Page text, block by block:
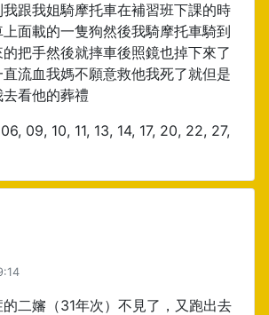
跟我姐騎摩托車在補習班下課的時
面載的一隻狗然後我騎摩托車騎到
把手然後就摔車後照鏡也掉下來了
流血我媽不願意救他我死了就但是
看他的葬禮
09, 10, 11, 13, 14, 17, 20, 22, 27,
二嬸（31年次）不見了，又跑出去